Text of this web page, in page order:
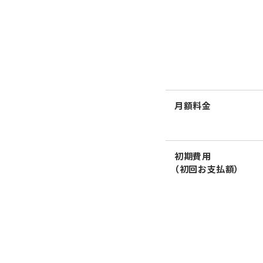
月額料金
初期費用
（初回お支払額）